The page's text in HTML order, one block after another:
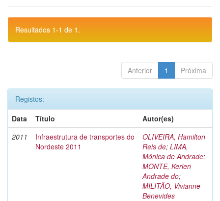
Resultados 1-1 de 1.
Anterior 1 Próxima
Registos:
Data
Título
Autor(es)
2011
Infraestrutura de transportes do
Nordeste 2011
OLIVEIRA, Hamilton
Reis de; LIMA,
Mônica de Andrade;
MONTE, Kerlen
Andrade do;
MILITÃO, Vivianne
Benevides